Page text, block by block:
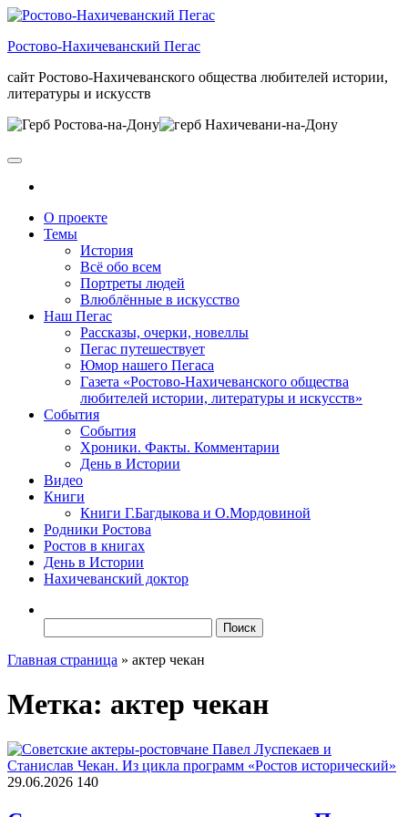
Skip
the
Ростово-Нахичеванский Пегас
сайт Ростово-Нахичеванского общества любителей истории,
литературы и искусств
О проекте
Темы
История
Всё обо всем
Портреты людей
Влюблённые в искусство
Наш Пегас
Рассказы, очерки, новеллы
Пегас путешествует
Юмор нашего Пегаса
Газета «Ростово-Нахичеванского общества
любителей истории, литературы и искусств»
События
События
Хроники. Факты. Комментарии
День в Истории
Видео
Книги
Книги Г.Багдыкова и О.Мордовиной
Родники Ростова
Ростов в книгах
День в Истории
Нахичеванский доктор
Главная страница » актер чекан
Метка: актер чекан
29.06.2026 140